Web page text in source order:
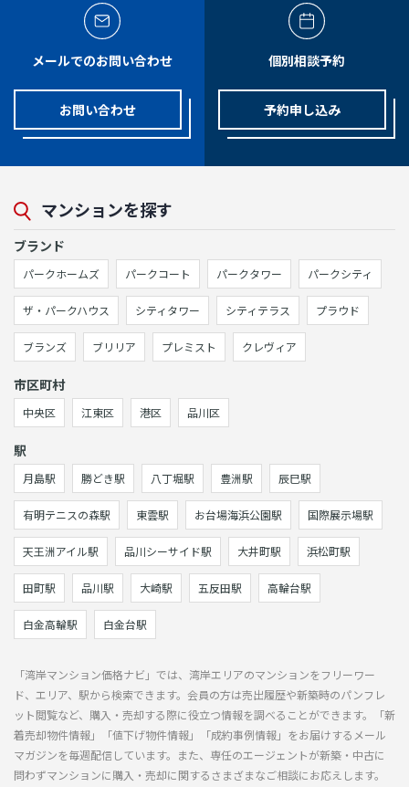
メールでのお問い合わせ
お問い合わせ
個別相談予約
予約申し込み
マンションを探す
ブランド
パークホームズ パークコート パークタワー パークシティ
ザ・パークハウス シティタワー シティテラス プラウド
ブランズ ブリリア プレミスト クレヴィア
市区町村
中央区 江東区 港区 品川区
駅
月島駅 勝どき駅 八丁堀駅 豊洲駅 辰巳駅
有明テニスの森駅 東雲駅 お台場海浜公園駅 国際展示場駅
天王洲アイル駅 品川シーサイド駅 大井町駅 浜松町駅
田町駅 品川駅 大崎駅 五反田駅 高輪台駅
白金高輪駅 白金台駅
「湾岸マンション価格ナビ」では、湾岸エリアのマンションをフリーワー
ド、エリア、駅から検索できます。会員の方は売出履歴や新築時のパンフレ
ット閲覧など、購入・売却する際に役立つ情報を調べることができます。「新
着売却物件情報」「値下げ物件情報」「成約事例情報」をお届けするメール
マガジンを毎週配信しています。また、専任のエージェントが新築・中古に
問わずマンションに購入・売却に関するさまざまなご相談にお応えします。